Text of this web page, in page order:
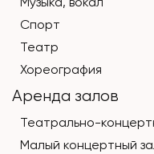
Музыка, вокал
Спорт
Театр
Хореография
Аренда залов
Театрально-
Малый концертный